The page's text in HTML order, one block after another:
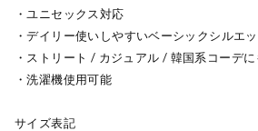
・ユニセックス対応
・デイリー使いしやすいベーシックシルエッ
・ストリート / カジュアル / 韓国系コーデ
・洗濯機使用可能
サイズ表記